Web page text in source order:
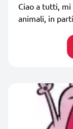
Ciao a tutti, mi
animali, in